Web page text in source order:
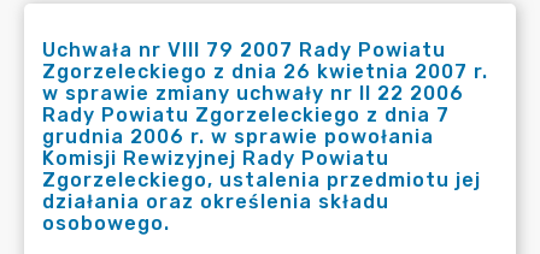
Uchwała nr VIII 79 2007 Rady Powiatu
Zgorzeleckiego z dnia 26 kwietnia 2007 r.
w sprawie zmiany uchwały nr II 22 2006
Rady Powiatu Zgorzeleckiego z dnia 7
grudnia 2006 r. w sprawie powołania
Komisji Rewizyjnej Rady Powiatu
Zgorzeleckiego, ustalenia przedmiotu jej
działania oraz określenia składu
osobowego.